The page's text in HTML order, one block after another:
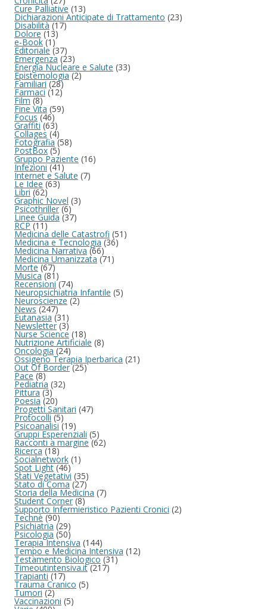
Cure Palliative (13)
Dichiarazioni Anticipate di Trattamento (23)
Disabilità(17)
Dolore(13)
e-Book(1)
Editoriale (37)
Emergenza (23)
Energia Nucleare e Salute (33)
Epistemologia(2)
Familiari(28)
Farmaci(12)
Film(8)
Fine Vita (59)
Focus(46)
Graffiti(63)
Collages (4)
Fotografia (58)
PostBox(5)
Gruppo Paziente (16)
Infezioni(41)
Internet e Salute (7)
Le Idee(63)
Libri(62)
Graphic Novel (3)
Psicothriller(6)
Linee Guida (37)
RCP(11)
Medicina delle Catastrofi (51)
Medicina e Tecnologia(36)
Medicina Narrativa(66)
Medicina Umanizzata (71)
Morte(67)
Musica(81)
Recensioni(74)
Neuropsichiatria Infantile (5)
Neuroscienze(2)
News(247)
Eutanasia (31)
Newsletter (3)
Nurse Science (18)
Nutrizione Artificiale (8)
Oncologia(24)
Ossigeno Terapia Iperbarica (21)
Out Of Border(25)
Pace(8)
Pediatria (32)
Pittura(3)
Poesia (20)
Progetti Sanitari (47)
Protocolli(5)
Psicoanalisi (19)
Gruppi Esperenziali (5)
Racconti a margine (62)
Ricerca(18)
Socialnetwork (1)
Spot Light(46)
Stati Vegetativi (35)
Stato di Coma(27)
Storia della Medicina (7)
Student Corner(8)
Supporto Infermieristico Pazienti Cronici (2)
Technè(90)
Psichiatria (29)
Psicologia (50)
Terapia Intensiva (144)
Tempo e Medicina Intensiva (12)
Testamento Biologico(31)
Timeoutintensiva.it(217)
Trapianti(17)
Trauma Cranico (5)
Tumori(2)
Vaccinazioni (5)